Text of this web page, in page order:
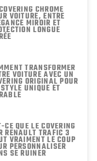
CHROME
VOITURE, ENTRE
MIROIR ET
LONGUE
TRANSFORMER
VOITURE AVEC UN
ORIGINAL POUR
UNIQUE ET
CE QUE LE COVERING
RENAULT TRAFIC 3
VRAIMENT LE COUP
PERSONNALISER
SE RUINER